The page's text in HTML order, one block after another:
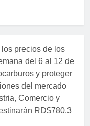
precios de los
del 6 al 12 de
y proteger
del mercado
Comercio y
RD$780.3